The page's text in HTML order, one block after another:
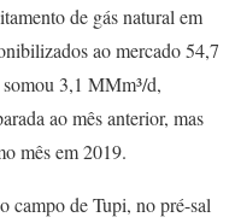
de gás natural em
ao mercado 54,7
3,1 MMm³/d,
ao mês anterior, mas
mês em 2019.
campo de Tupi, no pré-sal